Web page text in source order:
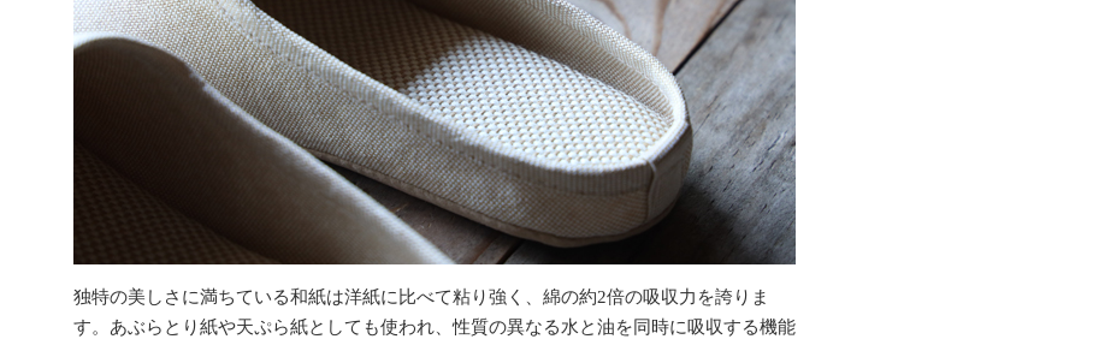
独特の美しさに満ちている和紙は洋紙に比べて粘り強く、綿の約2倍の吸収力を誇りま
す。あぶらとり紙や天ぷら紙としても使われ、性質の異なる水と油を同時に吸収する機能